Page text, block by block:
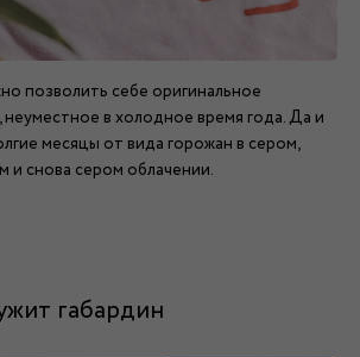
позволить себе оригинальное
в холодное время года. Да и
месяцы от вида горожан в сером,
и снова сером облачении.
габардин